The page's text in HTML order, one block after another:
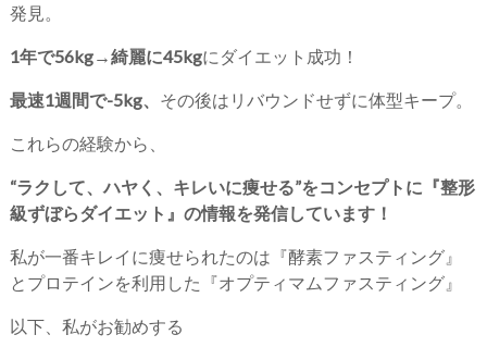
発見。
1年で56kg→綺麗に45kgにダイエット成功！
最速1週間で-5kg、 その後はリバウンドせずに体型キープ。
これらの経験から、
“ラクして、ハヤく、キレいに痩せる”をコンセプトに『整形
級ずぼらダイエット』の情報を発信しています！
私が一番キレイに痩せられたのは『酵素ファスティング』
とプロテインを利用した『オプティマムファスティング』
以下、私がお勧めする